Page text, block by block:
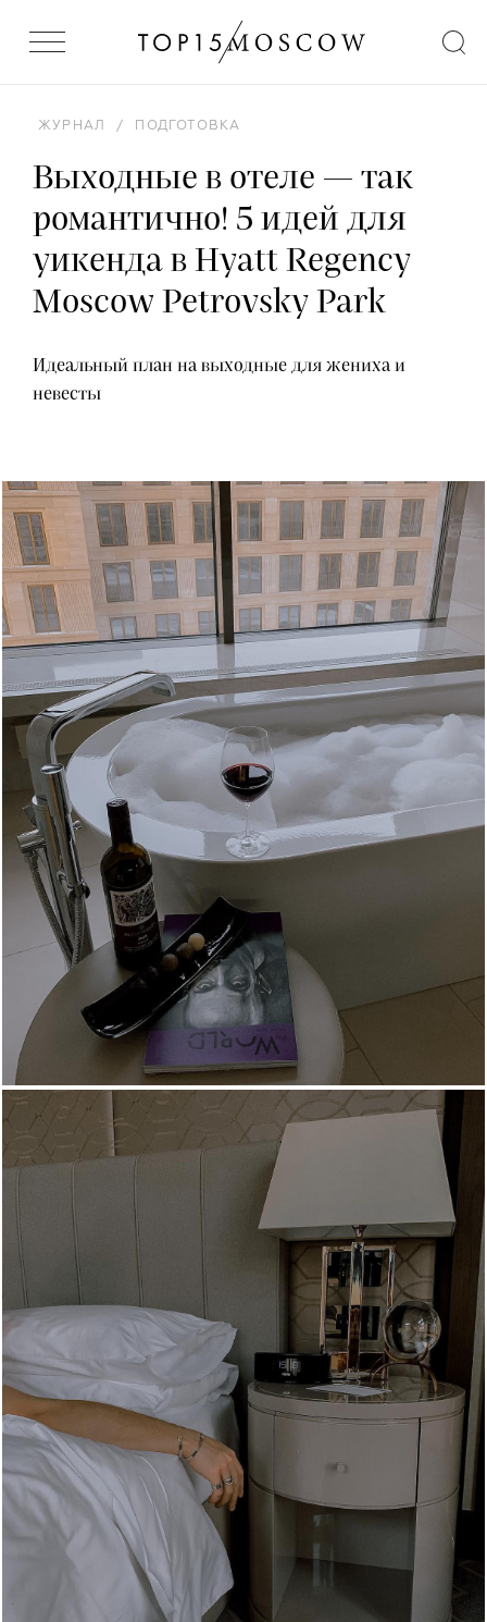
ЖУРНАЛ / ПОДГОТОВКА
Выходные в отеле — так
романтично! 5 идей для
уикенда в Hyatt Regency
Moscow Petrovsky Park
Идеальный план на выходные для жениха и
невесты